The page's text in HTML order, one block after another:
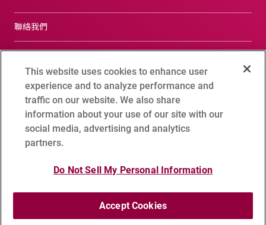
聯絡我們
Terms of Use
Advantest Privacy Policy
Cookie Setting
Copyright 1995 - 2026 ADVANTEST CORPORATION
This website uses cookies to enhance user
experience and to analyze performance and
traffic on our website. We also share
information about your use of our site with our
social media, advertising and analytics
partners.
Do Not Sell My Personal Information
Accept Cookies